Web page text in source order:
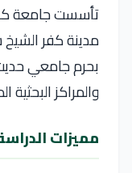
تأسستجامعة
مدينةكفر الشيخ
بحرم جامعي
والمراكز البحثية
مميزات